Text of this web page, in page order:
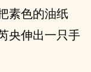
素色的油纸
央伸出一只手